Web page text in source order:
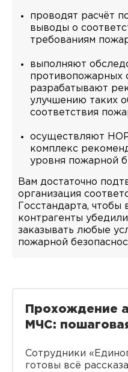
проводят расчёт
выводы о
требованиям
выполняют
противопожарных
разрабатывают
улучшению таких
соответствия
осуществляют
комплекс
уровня пожарной
Вам достаточно
организация
Госстандарта,
контрагенты
заказывать любые
пожарной
Прохождение
МЧС:
Сотрудники
готовы всё